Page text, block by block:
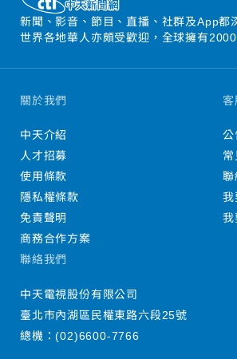
新聞、影音、節目、直播、社群及App都
世界各地華人亦頗受歡迎，全球擁有2000
關於我們
中天介紹
人才招募
使用條款
隱私權條款
免責聲明
商務合作方案
客
公
常
聯
我
我
聯絡我們
中天電視股份有限公司
臺北市內湖區民權東路六段25號
總機：(02)6600-7766